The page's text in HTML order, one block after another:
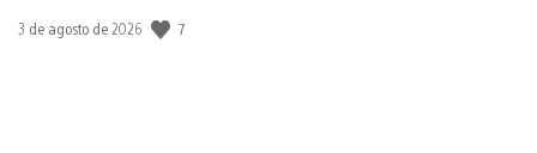
Fecha
3 de agosto de 2026 7